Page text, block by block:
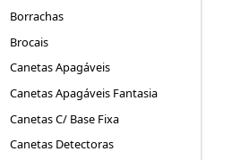
Borrachas
Brocais
Canetas Apagáveis
Canetas Apagáveis Fantasia
Canetas C/ Base Fixa
Canetas Detectoras